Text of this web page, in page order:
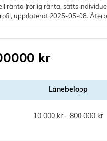
ränta (rörlig ränta, sätts
uppdaterat 2025-05-08.
kr
Lånebelopp
10 000 kr - 800 000 kr